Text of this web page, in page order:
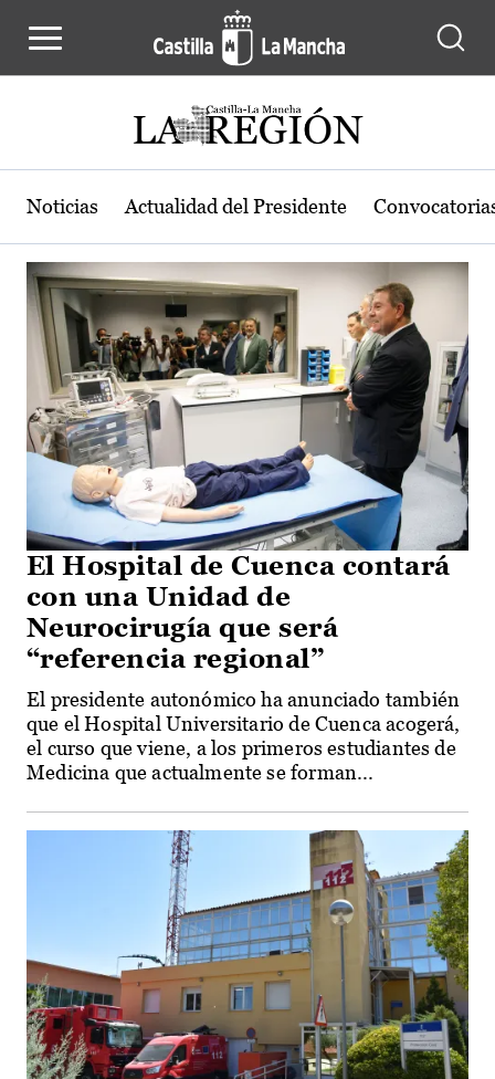
Actualidad de la región de Castilla-
Noticias Actualidad del Presidente
El Hospital de Cuenca contará
con una Unidad de
Neurocirugía que será
“referencia regional”
El presidente autonómico ha anunciado también
que el Hospital Universitario de Cuenca acogerá,
el curso que viene, a los primeros estudiantes de
Medicina que actualmente se forman...